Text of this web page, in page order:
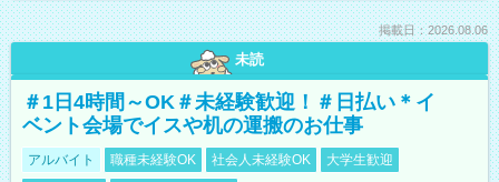
掲載日：2026.08.06
未読
＃1日4時間～OK＃未経験歓迎！＃日払い＊イ
ベント会場でイスや机の運搬のお仕事
アルバイト 職種未経験OK 社会人未経験OK
大学生歓迎